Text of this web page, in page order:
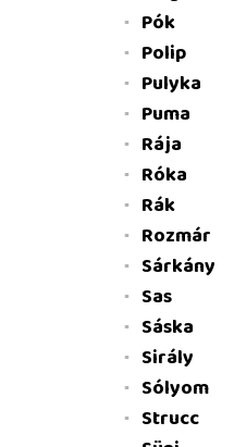
Pók
Polip
Pulyka
Puma
Rája
Róka
Rák
Rozmár
Sárkány
Sas
Sáska
Sirály
Sólyom
Strucc